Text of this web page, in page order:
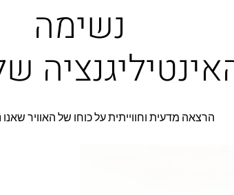
נשימה
הרצאה מדעית וחווייתית על כוחו של האוויר שאנו